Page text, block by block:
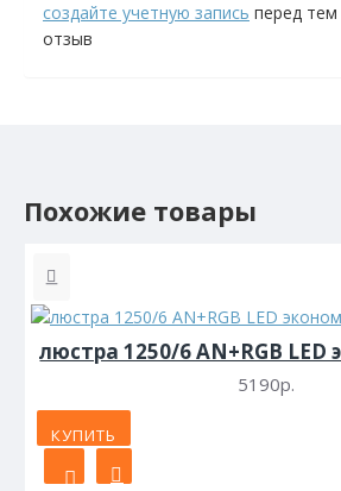
создайте учетную запись перед тем
отзыв
Похожие товары
люстра 1250/6 AN+RGB LED
5190р.
КУПИТЬ